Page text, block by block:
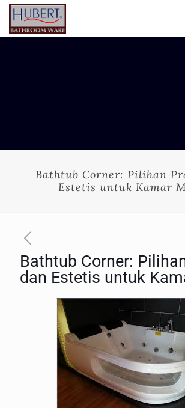
Bathtub Corner: Pilihan
Estetis untuk Kamar
Bathtub Corner:
dan Estetis untuk